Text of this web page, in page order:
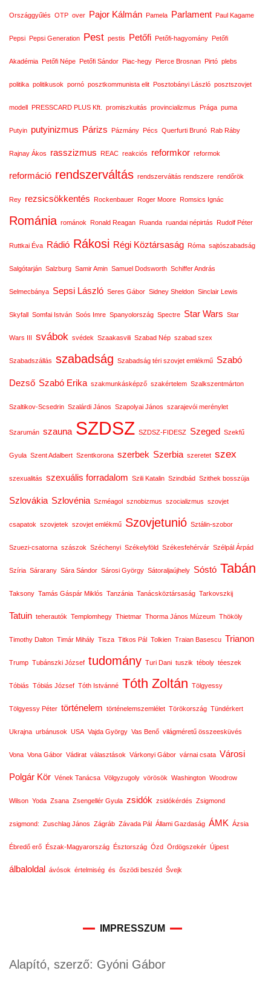
Országgyűlés OTP over Pajor Kálmán Pamela Parlament Paul Kagame
Pepsi Pepsi Generation Pest pestis Petőfi Petőfi-hagyomány Petőfi
Akadémia Petőfi Népe Petőfi Sándor Piac-hegy Pierce Brosnan Pirtó plebs
politika politikusok pornó posztkommunista elit Posztobányi László posztszovjet
modell PRESSCARD PLUS Kft. promiszkuitás provincializmus Prága puma
Putyin putyinizmus Párizs Pázmány Pécs Querfurti Brunó Rab Ráby
Rajnay Ákos rasszizmus REAC reakciós reformkor reformok
reformáció rendszerváltás rendszerváltás rendszere rendőrök
Rey rezsicsökkentés Rockenbauer Roger Moore Romsics Ignác
Románia románok Ronald Reagan Ruanda ruandai népirtás Rudolf Péter
Ruttkai Éva Rádió Rákosi Régi Köztársaság Róma sajtószabadság
Salgótarján Salzburg Samir Amin Samuel Dodsworth Schiffer András
Selmecbánya Sepsi László Seres Gábor Sidney Sheldon Sinclair Lewis
Skyfall Somfai István Soós Imre Spanyolország Spectre Star Wars Star
Wars III svábok svédek Szaakasvili Szabad Nép szabad szex
Szabadszállás szabadság Szabadság téri szovjet emlékmű Szabó
Dezső Szabó Erika szakmunkásképző szakértelem Szalkszentmárton
Szaltikov-Scsedrin Szalárdi János Szapolyai János szarajevói merénylet
Szarumán szauna SZDSZ SZDSZ-FIDESZ Szeged Szekfű
Gyula Szent Adalbert Szentkorona szerbek Szerbia szeretet szex
szexualitás szexuális forradalom Szili Katalin Szindbád Szithek bosszúja
Szlovákia Szlovénia Szméagol sznobizmus szocializmus szovjet
csapatok szovjetek szovjet emlékmű Szovjetunió Sztálin-szobor
Szuezi-csatorna szászok Széchenyi Székelyföld Székesfehérvár Szélpál Árpád
Szíria Sárarany Sára Sándor Sárosi György Sátoraljaújhely Sóstó Tabán
Taksony Tamás Gáspár Miklós Tanzánia Tanácsköztársaság Tarkovszkij
Tatuin teherautók Templomhegy Thietmar Thorma János Múzeum Thököly
Timothy Dalton Timár Mihály Tisza Titkos Pál Tolkien Traian Basescu Trianon
Trump Tubánszki József tudomány Turi Dani tuszik téboly téeszek
Tóbiás Tóbiás József Tóth Istvánné Tóth Zoltán Tölgyessy
Tölgyessy Péter történelem történelemszemlélet Törökország Tündérkert
Ukrajna urbánusok USA Vajda György Vas Benő világméretű összeesküvés
Vona Vona Gábor Vádirat választások Várkonyi Gábor várnai csata Városi
Polgár Kör Vének Tanácsa Völgyzugoly vörösök Washington Woodrow
Wilson Yoda Zsana Zsengellér Gyula zsidók zsidókérdés Zsigmond
zsigmond: Zuschlag János Zágráb Závada Pál Állami Gazdaság ÁMK Ázsia
Ébredő erő Észak-Magyarország Észtország Ózd Ördögszekér Újpest
álbaloldal ávósok értelmiség és őszödi beszéd Švejk
IMPRESSZUM
Alapító, szerző: Gyóni Gábor